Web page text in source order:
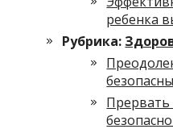
ребенка
Рубрика:
Прервать